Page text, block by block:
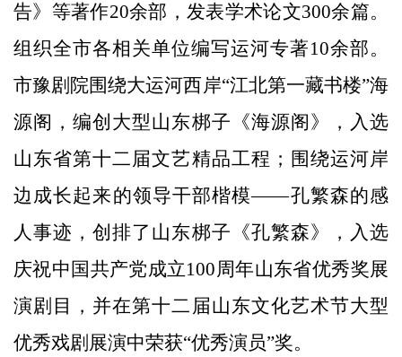
告》等著作20余部，发表学术论文300余篇。
组织全市各相关单位编写运河专著10余部。
市豫剧院围绕大运河西岸“江北第一藏书楼”海
源阁，编创大型山东梆子《海源阁》，入选
山东省第十二届文艺精品工程；围绕运河岸
边成长起来的领导干部楷模——孔繁森的感
人事迹，创排了山东梆子《孔繁森》，入选
庆祝中国共产党成立100周年山东省优秀奖展
演剧目，并在第十二届山东文化艺术节大型
优秀戏剧展演中荣获“优秀演员”奖。